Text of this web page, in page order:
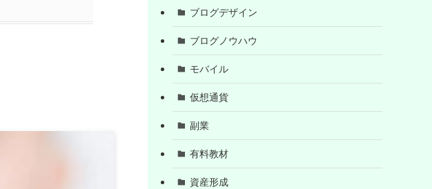
ブログデザイン
ブログノウハウ
モバイル
仮想通貨
副業
有料教材
資産形成